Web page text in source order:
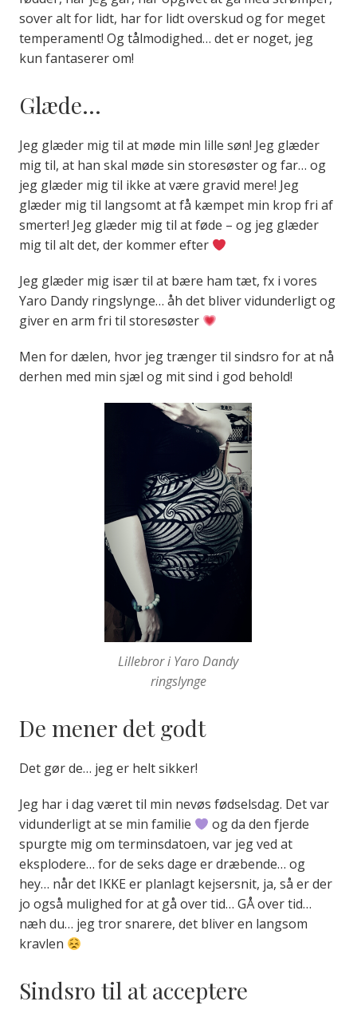
sover alt for lidt, har for lidt overskud og for meget
temperament! Og tålmodighed… det er noget, jeg
kun fantaserer om!
Glæde…
Jeg glæder mig til at møde min lille søn! Jeg glæder
mig til, at han skal møde sin storesøster og far… og
jeg glæder mig til ikke at være gravid mere! Jeg
glæder mig til langsomt at få kæmpet min krop fri af
smerter! Jeg glæder mig til at føde – og jeg glæder
mig til alt det, der kommer efter
Jeg glæder mig især til at bære ham tæt, fx i vores
Yaro Dandy ringslynge… åh det bliver vidunderligt og
giver en arm fri til storesøster
Men for dælen, hvor jeg trænger til sindsro for at nå
derhen med min sjæl og mit sind i god behold!
Lillebror i Yaro Dandy
ringslynge
De mener det godt
Det gør de… jeg er helt sikker!
Jeg har i dag været til min nevøs fødselsdag. Det var
vidunderligt at se min familie
og da den fjerde
spurgte mig om terminsdatoen, var jeg ved at
eksplodere… for de seks dage er dræbende… og
hey… når det IKKE er planlagt kejsersnit, ja, så er der
jo også mulighed for at gå over tid… GÅ over tid…
næh du… jeg tror snarere, det bliver en langsom
kravlen
Sindsro til at acceptere